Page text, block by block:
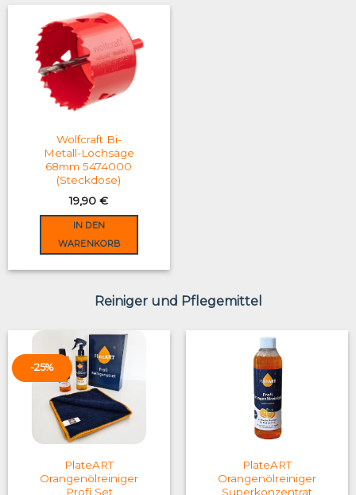
Wolfcraft Bi-
Metall-Lochsäge
68mm 5474000
(Steckdose)
19,90€
IN DEN
WARENKORB
Reiniger und Pflegemittel
-25%
PlateART
Orangenölreiniger
Profi Set
PlateART
Orangenölreiniger
Superkonzentrat